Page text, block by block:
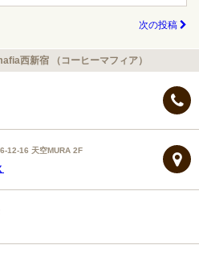
次の投稿
西新宿 （コーヒーマフィア）
12-16 天空MURA 2F